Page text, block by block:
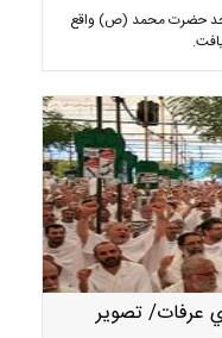
حضرت محمد (ص) واقع
عرفات/ تصویر